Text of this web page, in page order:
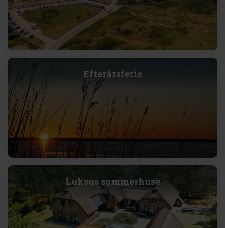
Efterårsferie
Luksus sommerhuse